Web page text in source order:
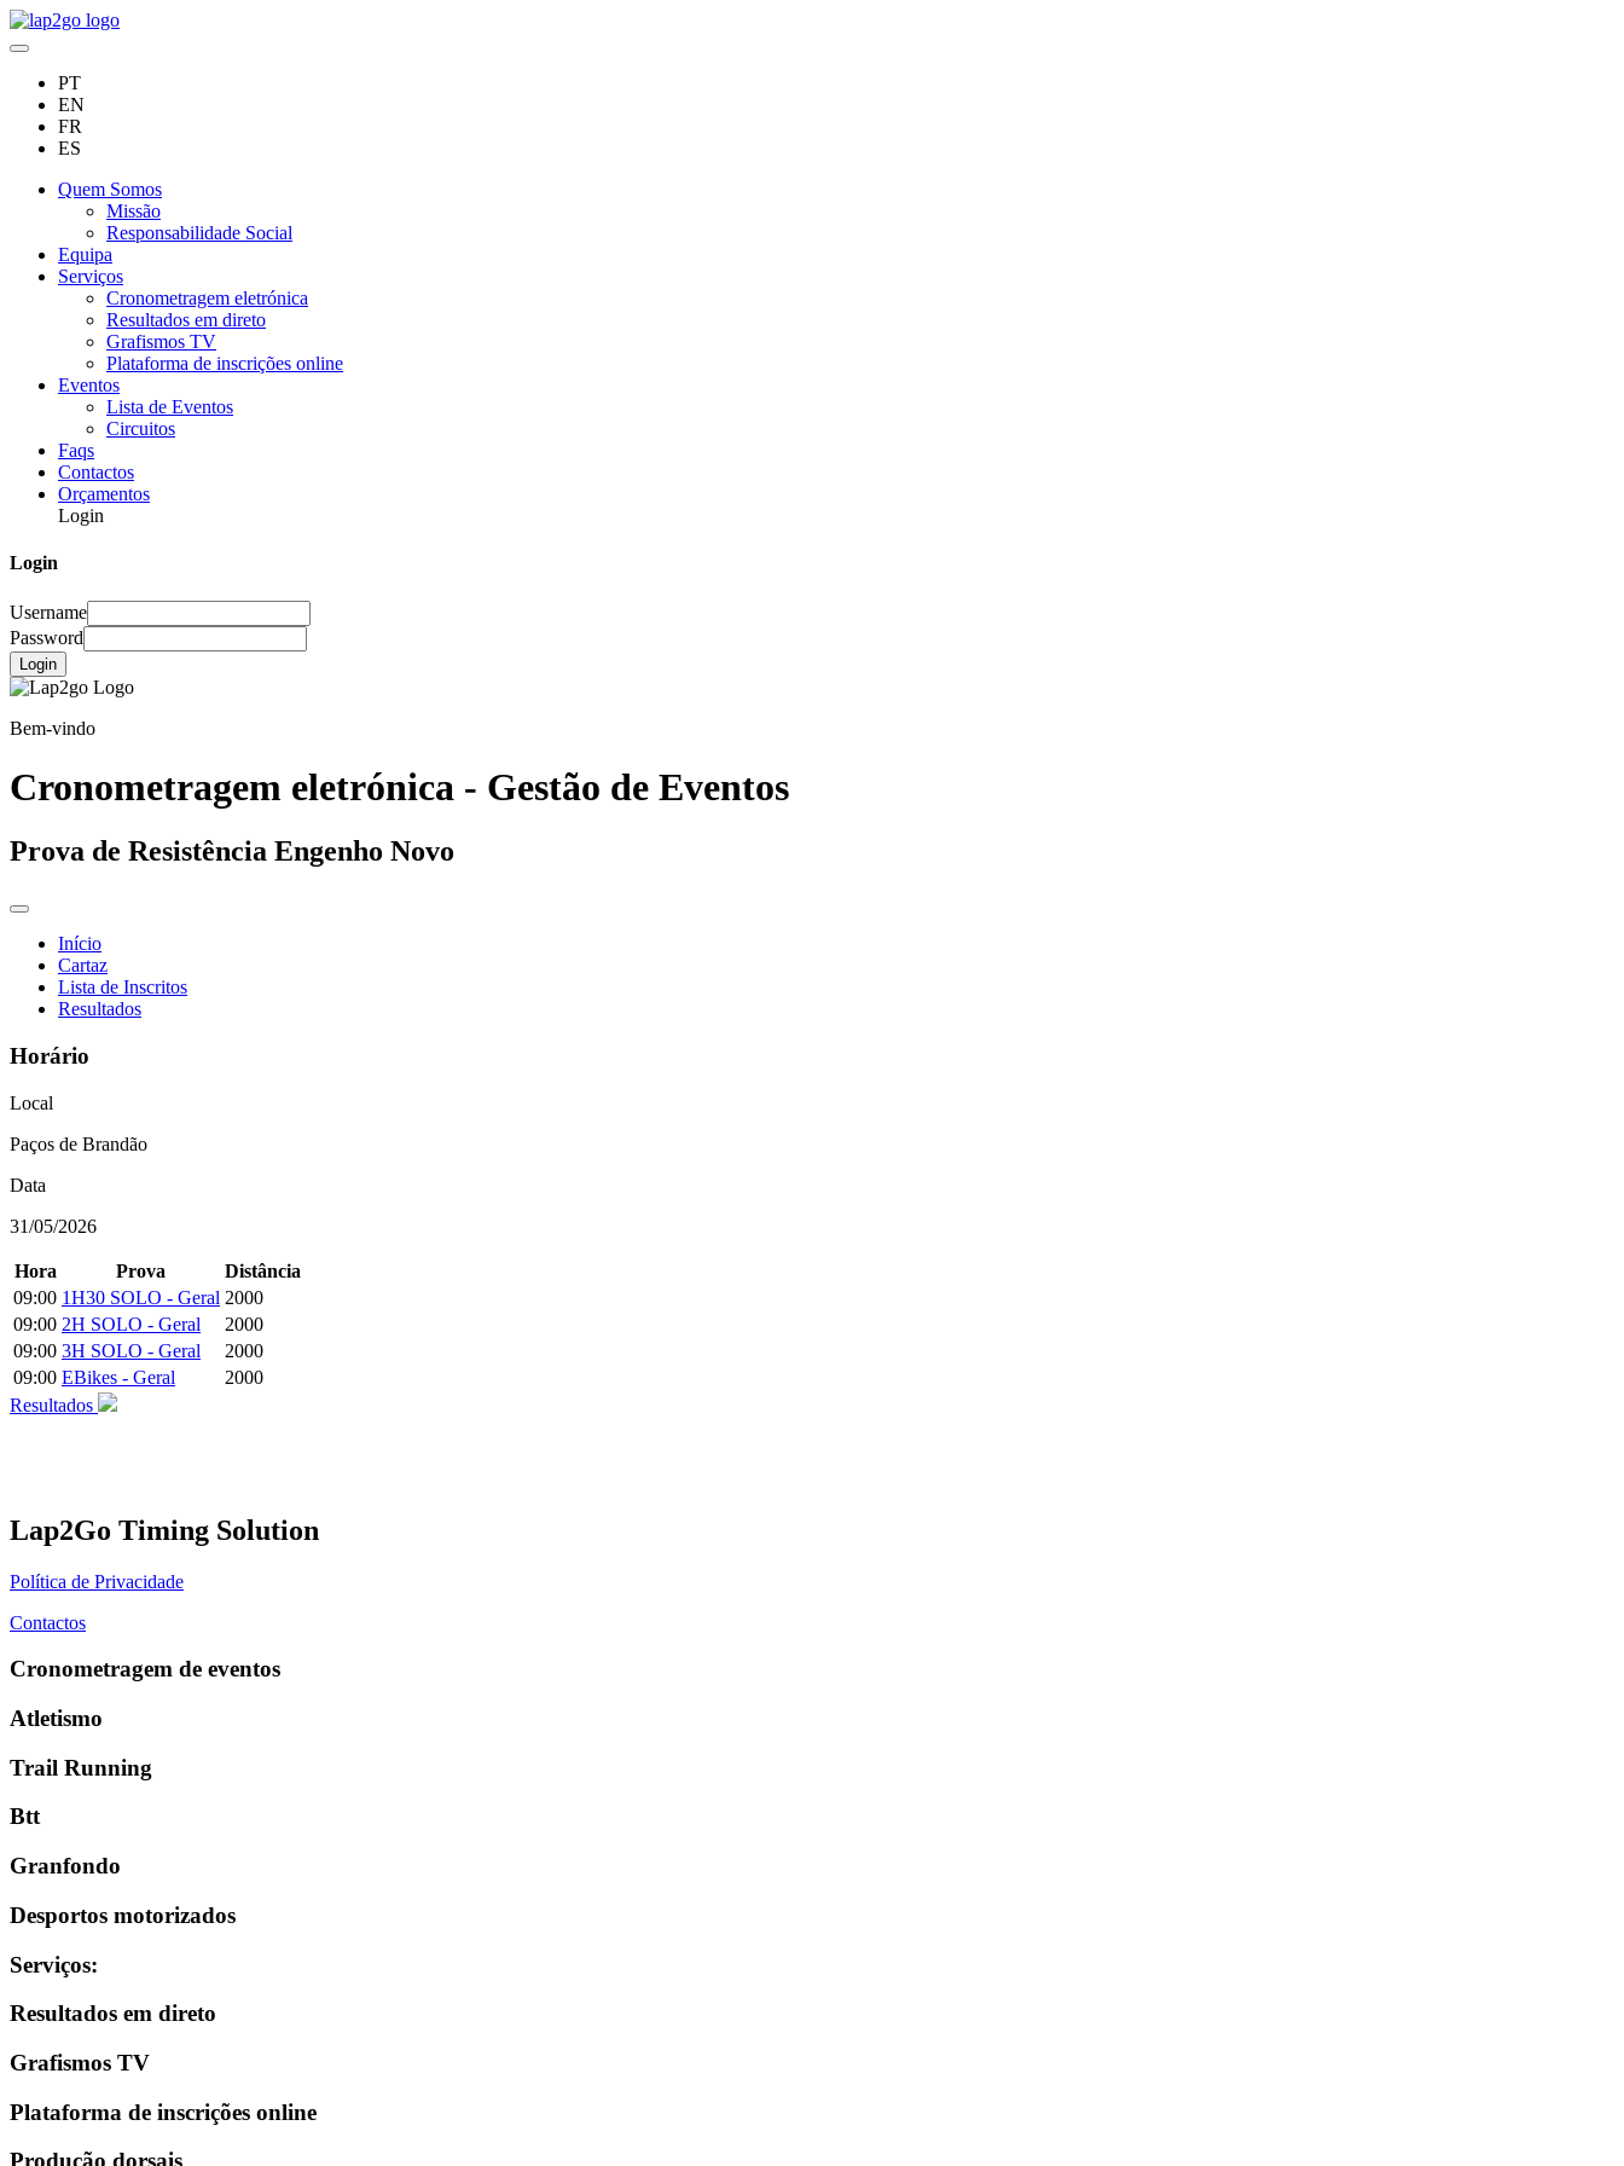
PT
EN
FR
ES
Quem Somos
Missão
Responsabilidade Social
Equipa
Serviços
Cronometragem eletrónica
Resultados em direto
Grafismos TV
Plataforma de inscrições online
Eventos
Lista de Eventos
Circuitos
Faqs
Contactos
Orçamentos
Login
Login
Username
Password
Login
Bem-vindo
Cronometragem eletrónica - Gestão de Eventos
Prova de Resistência Engenho Novo
Início
Cartaz
Lista de Inscritos
Resultados
Horário
Local
Paços de Brandão
Data
31/05/2026
Hora Prova
Distância
09:00 1H30 SOLO - Geral 2000
09:00 2H SOLO - Geral
2000
09:00 3H SOLO - Geral
2000
09:00 EBikes - Geral
2000
Resultados
Lap2Go Timing Solution
Política de Privacidade
Contactos
Cronometragem de eventos
Atletismo
Trail Running
Btt
Granfondo
Desportos motorizados
Serviços:
Resultados em direto
Grafismos TV
Plataforma de inscrições online